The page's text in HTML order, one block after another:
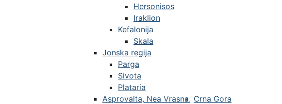
Hersonisos
Iraklion
Kefalonija
Skala
Jonska regija
Parga
Sivota
Plataria
Asprovalta, Nea Vrasna, Crna Gora